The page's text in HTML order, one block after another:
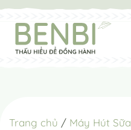
Chuyển
đến
dung
Trang chủ / Máy Hút Sữa